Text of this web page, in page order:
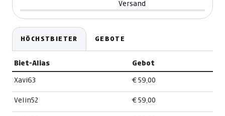
Versand
HÖCHSTBIETER GEBOTE
Biet-Alias Gebot
Xavi63 € 59,00
Velin52 € 59,00